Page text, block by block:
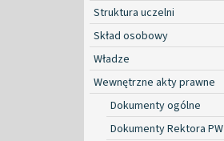
Struktura uczelni
Skład osobowy
Władze
Wewnętrzne akty prawne
Dokumenty ogólne
Dokumenty Rektora PW